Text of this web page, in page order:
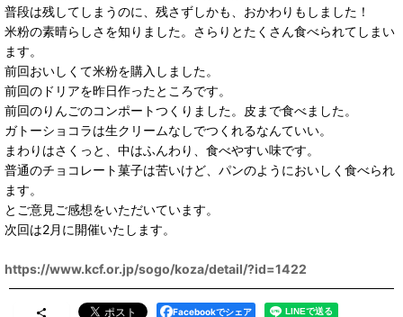
普段は残してしまうのに、残さずしかも、おかわりもしました！
米粉の素晴らしさを知りました。さらりとたくさん食べられてしまい
ます。
前回おいしくて米粉を購入しました。
前回のドリアを昨日作ったところです。
前回のりんごのコンポートつくりました。皮まで食べました。
ガトーショコラは生クリームなしでつくれるなんていい。
まわりはさくっと、中はふんわり、食べやすい味です。
普通のチョコレート菓子は苦いけど、パンのようにおいしく食べられ
ます。
とご意見ご感想をいただいています。
次回は2月に開催いたします。
https://www.kcf.or.jp/sogo/koza/detail/?id=1422
Facebookでシェア